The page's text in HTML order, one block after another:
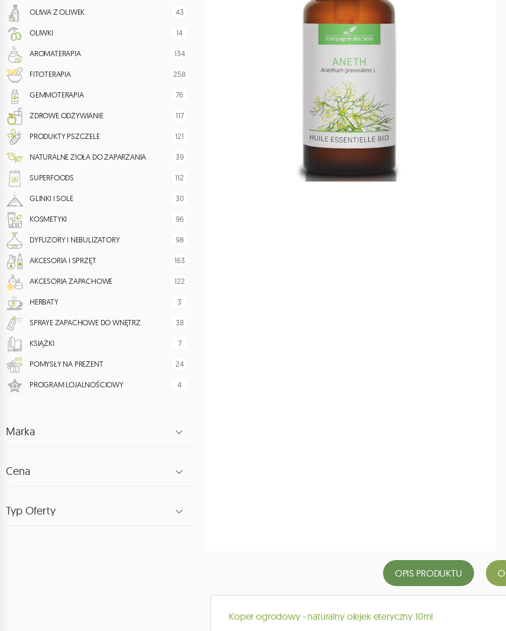
OLIWA Z OLIWEK 43
OLIWKI 14
AROMATERAPIA 134
FITOTERAPIA 258
GEMMOTERAPIA 76
ZDROWE ODŻYWIANIE 117
PRODUKTY PSZCZELE 121
NATURALNE ZIOŁA DO ZAPARZANIA 39
SUPERFOODS 112
GLINKI I SOLE 30
KOSMETYKI 96
DYFUZORY I NEBULIZATORY 98
AKCESORIA I SPRZĘT 163
AKCESORIA ZAPACHOWE 122
HERBATY 3
SPRAYE ZAPACHOWE DO WNĘTRZ 38
KSIĄŻKI 7
POMYSŁY NA PREZENT 24
PROGRAM LOJALNOŚCIOWY 4
Marka
Cena
Typ Oferty
OPIS PRODUKTU
Koper ogrodowy - naturalny olejek eteryczny 10ml